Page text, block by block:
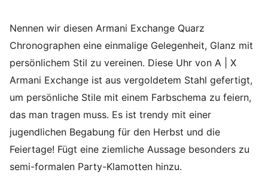
Nennen wir diesen Armani Exchange Quarz
Chronographen eine einmalige Gelegenheit, Glanz mit
persönlichem Stil zu vereinen. Diese Uhr von A | X
Armani Exchange ist aus vergoldetem Stahl gefertigt,
um persönliche Stile mit einem Farbschema zu feiern,
das man tragen muss. Es ist trendy mit einer
jugendlichen Begabung für den Herbst und die
Feiertage! Fügt eine ziemliche Aussage besonders zu
semi-formalen Party-Klamotten hinzu.